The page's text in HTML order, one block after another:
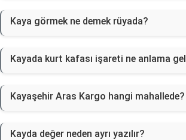
Kaya görmek ne demek rüyada?
Kayada kurt kafası işareti ne anlama
Kayaşehir Aras Kargo hangi mahallede?
Kayda değer neden ayrı yazılır?